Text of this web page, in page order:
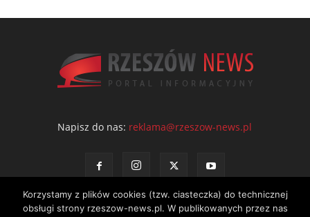
Napisz do nas: reklama@rzeszow-news.pl
Korzystamy z plików cookies (tzw. ciasteczka) do technicznej
obsługi strony rzeszow-news.pl. W publikowanych przez nas